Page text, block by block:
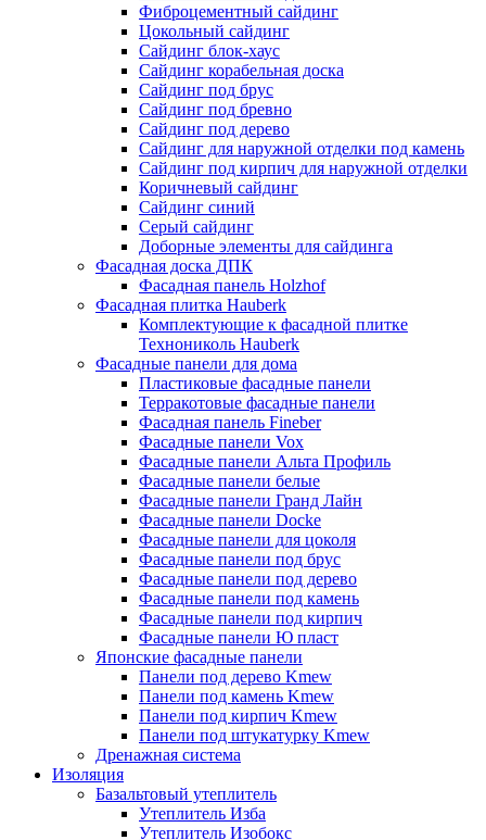
Фиброцементный сайдинг
Цокольный сайдинг
Сайдинг блок-хаус
Сайдинг корабельная доска
Сайдинг под брус
Сайдинг под бревно
Сайдинг под дерево
Сайдинг для наружной отделки под камень
Сайдинг под кирпич для наружной отделки
Коричневый сайдинг
Сайдинг синий
Серый сайдинг
Доборные элементы для сайдинга
Фасадная доска ДПК
Фасадная панель Holzhof
Фасадная плитка Hauberk
Комплектующие к фасадной плитке
Технониколь Hauberk
Фасадные панели для дома
Пластиковые фасадные панели
Терракотовые фасадные панели
Фасадная панель Fineber
Фасадные панели Vox
Фасадные панели Альта Профиль
Фасадные панели белые
Фасадные панели Гранд Лайн
Фасадные панели Docke
Фасадные панели для цоколя
Фасадные панели под брус
Фасадные панели под дерево
Фасадные панели под камень
Фасадные панели под кирпич
Фасадные панели Ю пласт
Японские фасадные панели
Панели под дерево Kmew
Панели под камень Kmew
Панели под кирпич Kmew
Панели под штукатурку Kmew
Дренажная система
Изоляция
Базальтовый утеплитель
Утеплитель Изба
Утеплитель Изобокс